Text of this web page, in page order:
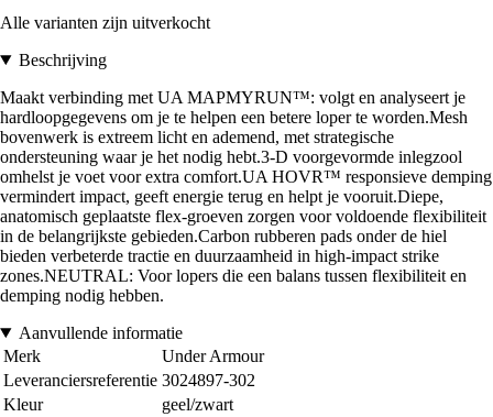
Alle varianten zijn uitverkocht
Beschrijving
Maakt verbinding met UA MAPMYRUN™: volgt en analyseert je
hardloopgegevens om je te helpen een betere loper te worden.Mesh
bovenwerk is extreem licht en ademend, met strategische
ondersteuning waar je het nodig hebt.3-D voorgevormde inlegzool
omhelst je voet voor extra comfort.UA HOVR™ responsieve demping
vermindert impact, geeft energie terug en helpt je vooruit.Diepe,
anatomisch geplaatste flex-groeven zorgen voor voldoende flexibiliteit
in de belangrijkste gebieden.Carbon rubberen pads onder de hiel
bieden verbeterde tractie en duurzaamheid in high-impact strike
zones.NEUTRAL: Voor lopers die een balans tussen flexibiliteit en
demping nodig hebben.
Aanvullende informatie
Merk
Under Armour
Leveranciersreferentie 3024897-302
Kleur
geel/zwart